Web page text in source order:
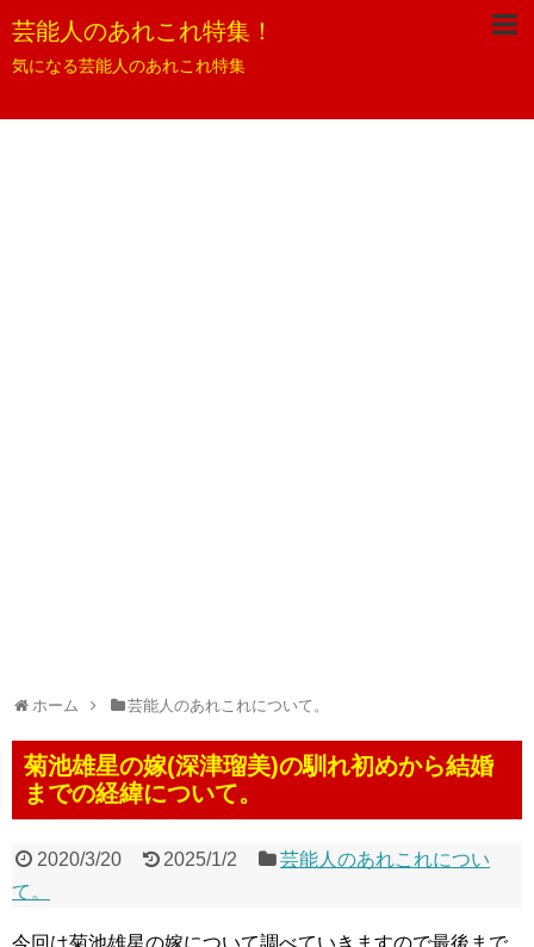
芸能人のあれこれ特集！
気になる芸能人のあれこれ特集
ホーム 芸能人のあれこれについて。
菊池雄星の嫁(深津瑠美)の馴れ初めから結婚
までの経緯について。
2020/3/20 2025/1/2
芸能人のあれこれについ
て。
今回は菊池雄星の嫁について調べていきますので最後まで